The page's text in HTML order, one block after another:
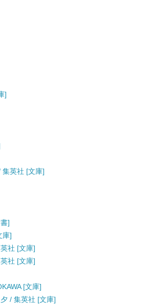
]
英社 [文庫]
]
庫]
社 [文庫]
社 [文庫]
[文庫]
/ 集英社 [文庫]